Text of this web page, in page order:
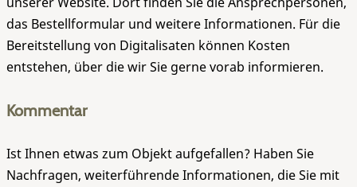
das Bestellformular und weitere Informationen. Für die
Bereitstellung von Digitalisaten können Kosten
entstehen, über die wir Sie gerne vorab informieren.
Kommentar
Ist Ihnen etwas zum Objekt aufgefallen? Haben Sie
Nachfragen, weiterführende Informationen, die Sie mit